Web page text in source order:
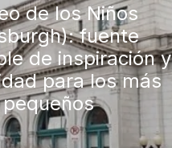
de los Niños
fuente
de inspiración y
para los más
pequeños